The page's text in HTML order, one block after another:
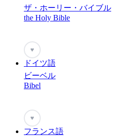
ザ・ホーリー・バイブル
the Holy Bible
♥
ドイツ語
ビーベル
Bibel
♥
フランス語